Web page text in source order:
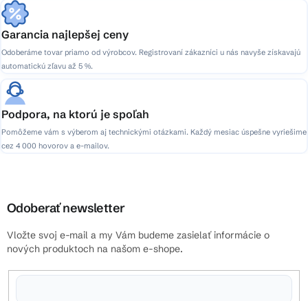
Garancia najlepšej ceny
Odoberáme tovar priamo od výrobcov. Registrovaní zákazníci u nás navyše získavajú
automatickú zľavu až 5 %.
Podpora, na ktorú je spoľah
Pomôžeme vám s výberom aj technickými otázkami. Každý mesiac úspešne vyriešime
cez 4 000 hovorov a e-mailov.
Odoberať newsletter
Vložte svoj e-mail a my Vám budeme zasielať informácie o
nových produktoch na našom e-shope.